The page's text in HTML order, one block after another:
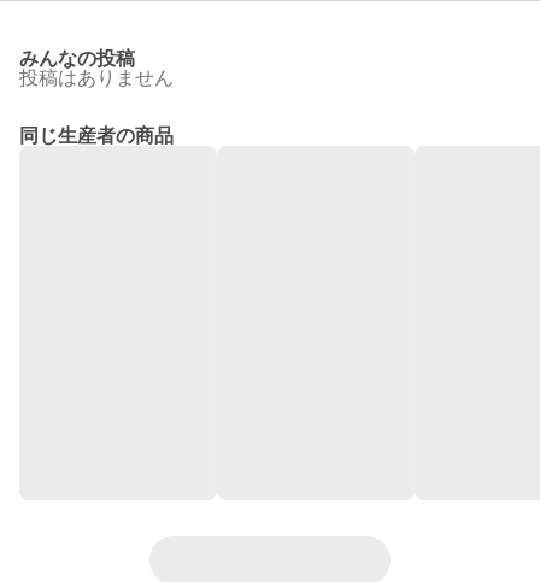
みんなの投稿
投稿はありません
同じ生産者の商品